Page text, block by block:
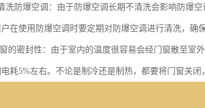
洗防爆空调：由于防爆空调长期不清洗会影响防爆
在使用防爆空调时要定期对防爆空调进行清洗，确
的密封性：由于室内的温度很容易会经门窗散至室
耗5%左右。不论是制冷还是制热，都要将门窗关